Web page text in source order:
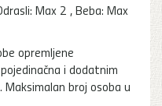
Max 2 , Beba: Max
opremljene
i dodatnim
broj osoba u